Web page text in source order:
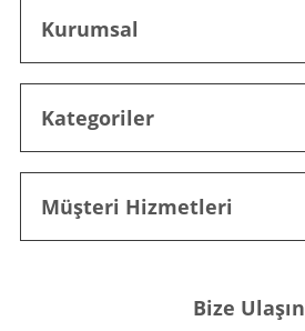
Kurumsal
Kategoriler
Müşteri Hizmetleri
Bize Ulaşın